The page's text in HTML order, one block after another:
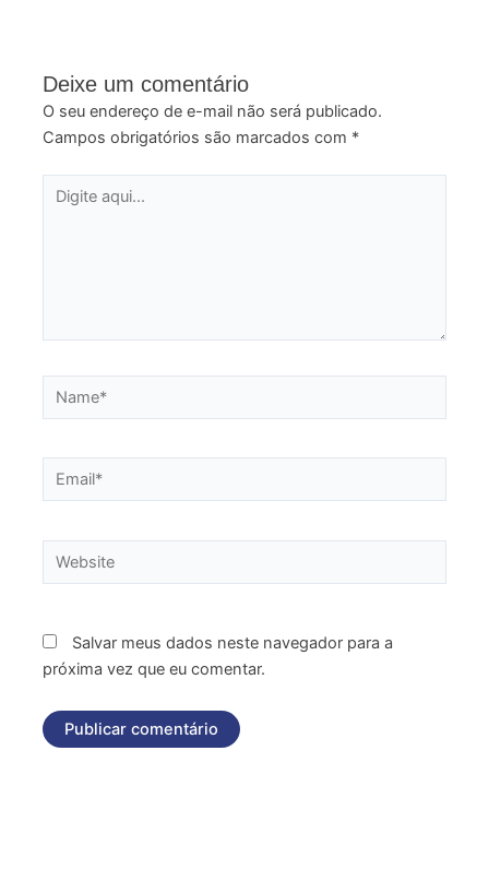
Deixe um comentário
O seu endereço de e-mail não será publicado.
Campos obrigatórios são marcados com *
Digite
Name*
Email*
Website
Salvar meus dados neste navegador para a
próxima vez que eu comentar.